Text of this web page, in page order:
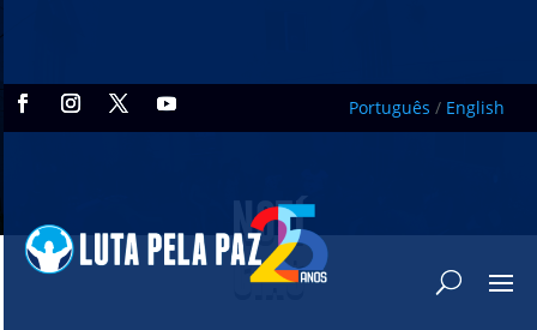
Português / English
NOTÍ
CIAS